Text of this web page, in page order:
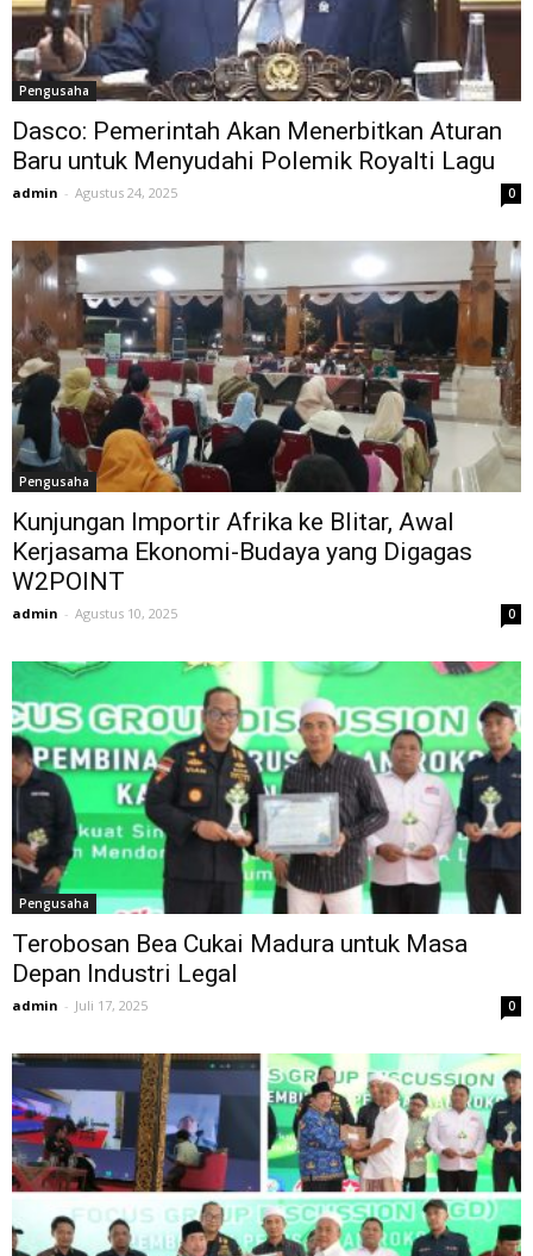
Pengusaha
Dasco: Pemerintah Akan Menerbitkan Aturan
Baru untuk Menyudahi Polemik Royalti Lagu
admin - Agustus 24, 2025 0
Pengusaha
Kunjungan Importir Afrika ke Blitar, Awal
Kerjasama Ekonomi-Budaya yang Digagas
W2POINT
admin - Agustus 10, 2025 0
Pengusaha
Terobosan Bea Cukai Madura untuk Masa
Depan Industri Legal
admin - Juli 17, 2025 0